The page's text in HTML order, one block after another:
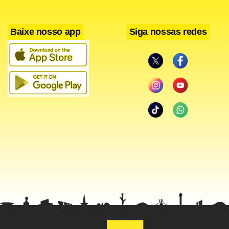
Telegram
Share
Baixe nosso app Siga nossas redes